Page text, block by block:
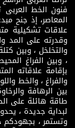
فنون الخط العربى
المعاصر، إذ جنح
علاقات تشكيلية
وقدرته على المد
والتخلخل ، وبين
، وبين الفراغ
بإقامة علاقاته
والفراغ ، والخط
بين الرهافة
طاقة هائلة على
لبداية جديدة ،
وتستمر ، بجهودكم